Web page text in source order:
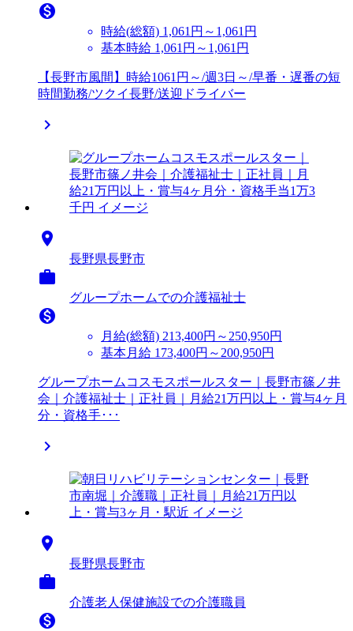

時給(総額) 1,061円～1,061円
基本時給 1,061円～1,061円
【長野市風間】時給1061円～/週3日～/早番・遅番の短
時間勤務/ツクイ長野/送迎ドライバー


長野県長野市

グループホームでの介護福祉士

月給(総額) 213,400円～250,950円
基本月給 173,400円～200,950円
グループホームコスモスポールスター｜長野市篠ノ井
会｜介護福祉士｜正社員｜月給21万円以上・賞与4ヶ月
分・資格手･･･


長野県長野市

介護老人保健施設での介護職員
